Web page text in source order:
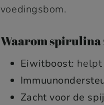
voedingsbom.
Waarom spirulina
Eiwitboost: helpt
Zacht voor de